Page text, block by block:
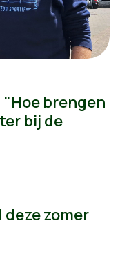
brengen
bij de
deze zomer